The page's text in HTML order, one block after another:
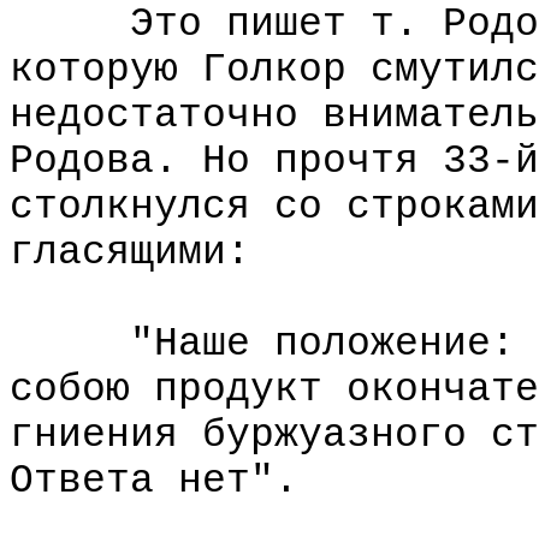
Это пишет т.
которую Голкор
недостаточно
Родова. Но прочтя 33-
столкнулся со
гласящими:
"Наше положение:
собою продукт
гниения
Ответа нет".